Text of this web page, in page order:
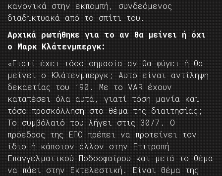
κανονικά στην εκπομπή, συνδεόμενος
διαδικτυακά από το σπίτι του.
Αρχικά ρωτήθηκε για το αν θα μείνει ή όχι
ο Μαρκ Κλάτενμπεργκ:
«Γιατί έχει τόσο σημασία αν θα φύγει ή θα
μείνει ο Κλάτενμπεργκ; Αυτό είναι αντίληψη
δεκαετίας του ’90. Με το VAR έχουν
καταπέσει όλα αυτά, γιατί τόση μανία και
τόσο προσκόλληση στο θέμα της διαιτησίας;
Το συμβόλαιό του λήγει στις 30/7. Ο
πρόεδρος της ΕΠΟ πρέπει να προτείνει τον
ίδιο ή κάποιον άλλον στην Επιτροπή
Επαγγελματικού Ποδοσφαίρου και μετά το θέμα
να πάει στην Εκτελεστική. Είναι θέμα της